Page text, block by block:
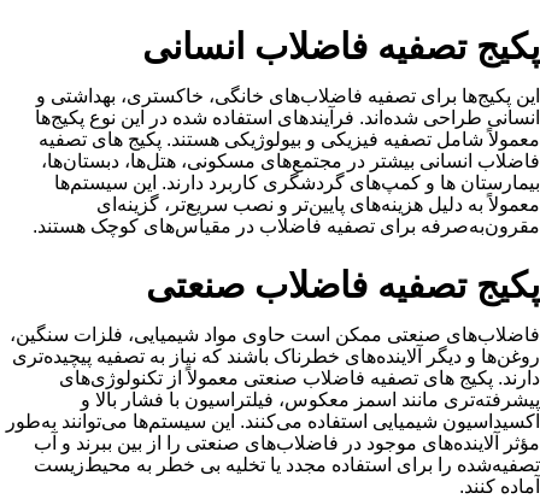
پکیج تصفیه فاضلاب انسانی
این پکیج‌ها برای تصفیه فاضلاب‌های خانگی، خاکستری، بهداشتی و
انسانی طراحی شده‌اند. فرآیندهای استفاده شده در این نوع پکیج‌ها
معمولاً شامل تصفیه فیزیکی و بیولوژیکی هستند. پکیج ‌های تصفیه
فاضلاب انسانی بیشتر در مجتمع‌های مسکونی، هتل‌ها، دبستان‌ها،
بیمارستان ها و کمپ‌های گردشگری کاربرد دارند. این سیستم‌ها
معمولاً به دلیل هزینه‌های پایین‌تر و نصب سریع‌تر، گزینه‌ای
مقرون‌به‌صرفه برای تصفیه فاضلاب در مقیاس‌های کوچک هستند.
پکیج تصفیه فاضلاب صنعتی
فاضلاب‌های صنعتی ممکن است حاوی مواد شیمیایی، فلزات سنگین،
روغن‌ها و دیگر آلاینده‌های خطرناک باشند که نیاز به تصفیه پیچیده‌تری
دارند. پکیج ‌های تصفیه فاضلاب صنعتی معمولاً از تکنولوژی‌های
پیشرفته‌تری مانند اسمز معکوس، فیلتراسیون با فشار بالا و
اکسیداسیون شیمیایی استفاده می‌کنند. این سیستم‌ها می‌توانند به‌طور
مؤثر آلاینده‌های موجود در فاضلاب‌های صنعتی را از بین ببرند و آب
تصفیه‌شده را برای استفاده مجدد یا تخلیه بی خطر به محیط‌زیست
آماده کنند.